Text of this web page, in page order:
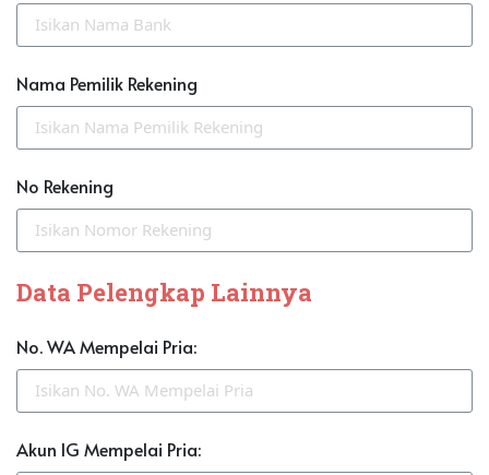
Nama Pemilik Rekening
No Rekening
Data Pelengkap Lainnya
No. WA Mempelai Pria:
Akun IG Mempelai Pria: